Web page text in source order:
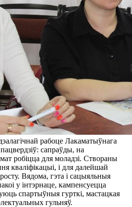
рабоце Лакаматыўнага
сапраўды, на
робіцца для моладзі. Створаны
кваліфікацыі, і для далейшай
Вядома, гэта і сацыяльныя
у інтэрнаце, кампенсуецца
спартыўныя гурткі, мастацкая
гульняў.